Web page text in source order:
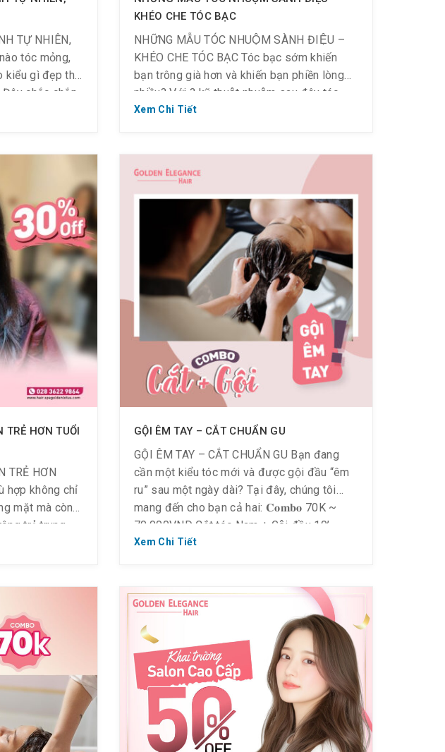
TỰ NHIÊN,
tóc mỏng,
kiểu gì đẹp thì
Đây chắc chắn
tóc dày,
KHÉO CHE TÓC BẠC
NHỮNG MẪU TÓC NHUỘM SÀNH ĐIỆU –
KHÉO CHE TÓC BẠC Tóc bạc sớm khiến
bạn trông già hơn và khiến bạn phiền lòng
nhiều? Với 3 kỹ thuật nhuộm sau đây tóc
bạc không còn là nỗi lo mà giúp mái tóc
Xem Chi Tiết
TRẺ HƠN TUỔI
TRẺ HƠN
hợp không chỉ
mặt mà còn
trẻ trung
𝟓 kiểu tóc vừa
GỘI ÊM TAY – CẮT CHUẨN GU
GỘI ÊM TAY – CẮT CHUẨN GU Bạn đang
cần một kiểu tóc mới và được gội đầu “êm
ru” sau một ngày dài? Tại đây, chúng tôi
mang đến cho bạn cả hai: 𝐂𝐨𝐦𝐛𝐨 70K ~
70.000VND Cắt tóc Nam + Gội đầu 10’
150K ~ 150.000VND Cắt tóc nữ + gội đầu
Xem Chi Tiết